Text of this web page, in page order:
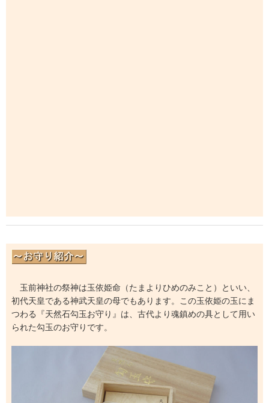
玉前神社の祭神は玉依姫命（たまよりひめのみこと）といい、
初代天皇である神武天皇の母でもあります。この玉依姫の玉にま
つわる『天然石勾玉お守り』は、古代より魂鎮めの具として用い
られた勾玉のお守りです。